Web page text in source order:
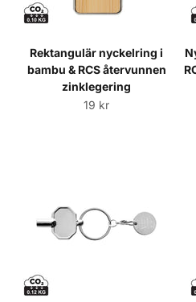
Rektangulär nyckelring i
bambu & RCS återvunnen
zinklegering
Sale price
19 kr